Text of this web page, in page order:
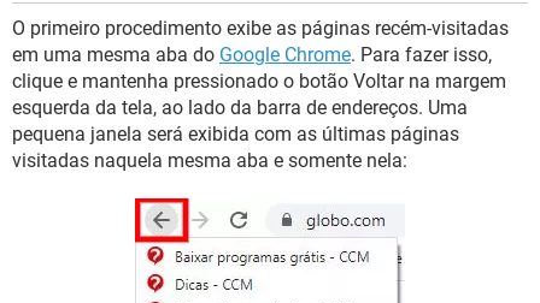
O primeiro procedimento exibe as páginas recém-visitadas
em uma mesma aba do Google Chrome. Para fazer isso,
clique e mantenha pressionado o botão Voltar na margem
esquerda da tela, ao lado da barra de endereços. Uma
pequena janela será exibida com as últimas páginas
visitadas naquela mesma aba e somente nela: